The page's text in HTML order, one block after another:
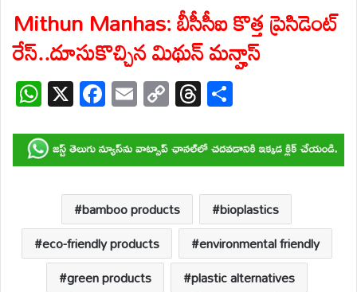
Mithun Manhas: బీసీసీఐ కొత్త ప్రెసిడెంట్
రేస్..దూసుకొచ్చిన మిథున్ మన్హాస్
W
h
at
s
p
p
X F
ac
e
b
o
o
k
E
m
ail
C
o
p
y
Li
n
k
T
hr
e
a
d
s
ar
e
bamboo products
bioplastics
eco-friendly products
environmental friendly
green products
plastic alternatives